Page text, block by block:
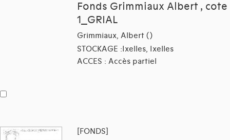
Fonds Grimmiaux Albert , cote
1_GRIAL
Grimmiaux, Albert ()
STOCKAGE :Ixelles, Ixelles
ACCES : Accès partiel
[FONDS]